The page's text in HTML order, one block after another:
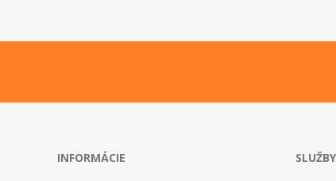
INFORMÁCIE